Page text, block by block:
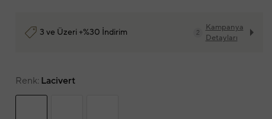
3 ve Üzeri +%30 İndirim 2
Kampanya
Detayları
Renk Lacivert